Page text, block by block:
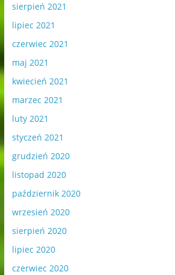
sierpień 2021
lipiec 2021
czerwiec 2021
maj 2021
kwiecień 2021
marzec 2021
luty 2021
styczeń 2021
grudzień 2020
listopad 2020
październik 2020
wrzesień 2020
sierpień 2020
lipiec 2020
czerwiec 2020